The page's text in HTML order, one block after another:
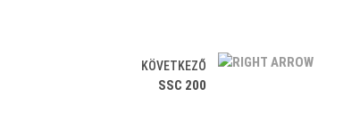
KÖVETKEZŐ
SSC 200